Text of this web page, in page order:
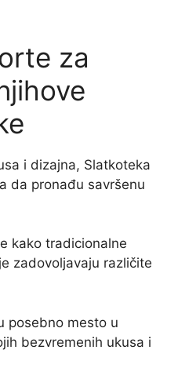
za
i dizajna, Slatkoteka
da pronađu savršenu
kako tradicionalne
zadovoljavaju različite
posebno mesto u
bezvremenih ukusa i